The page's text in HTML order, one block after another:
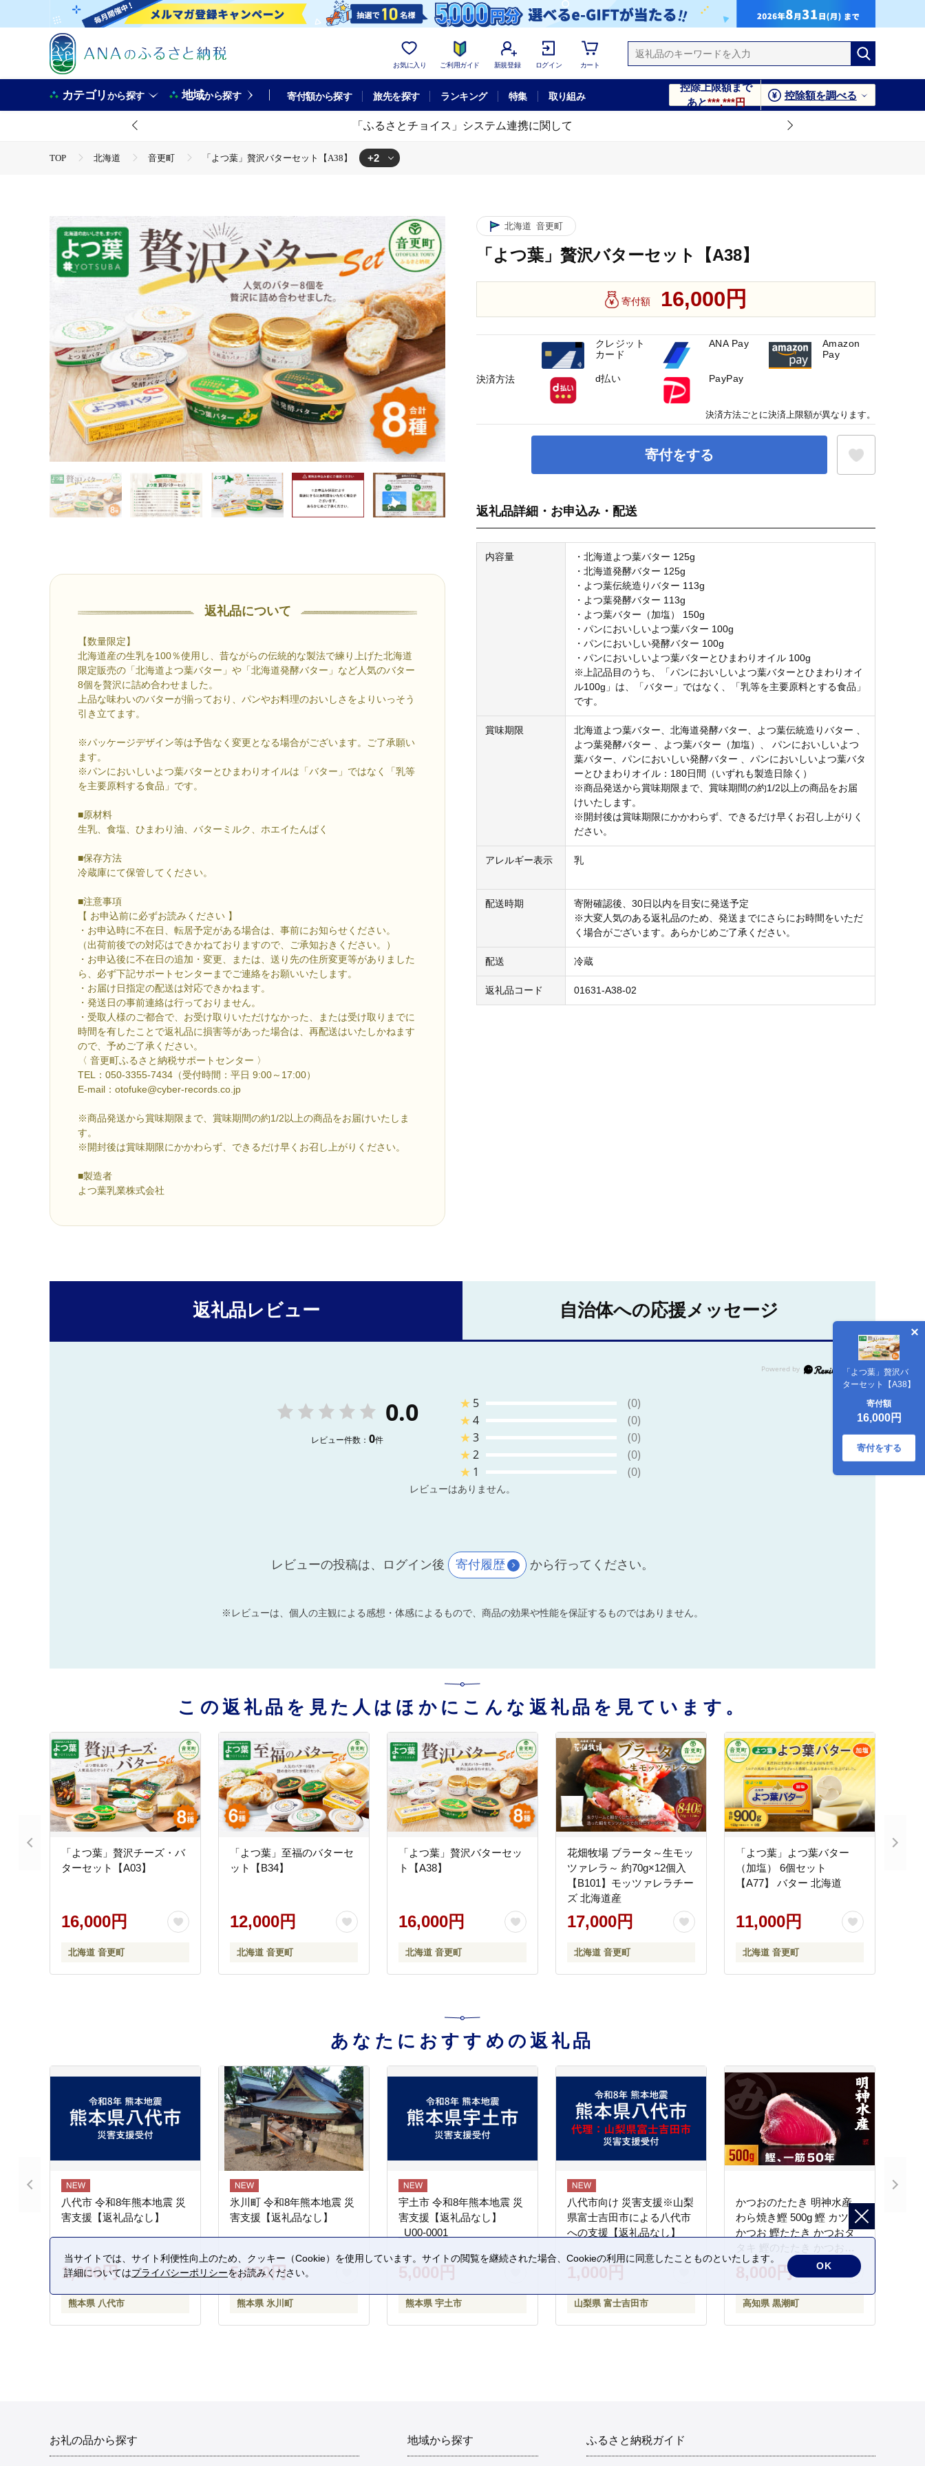
お気に入り ご利用ガイド 新規登録 ログイン カート
カテゴリから探す 地域から探す 寄付額から探す 旅先を探す ランキング 特集 取り組み
控除上限額まで
あと***,***円
控除額を調べる
「ふるさとチョイス」システム連携に関して
TOP 北海道 音更町 「よつ葉」贅沢バターセット【A38】 +2
返礼品について
【数量限定】
北海道産の生乳を100％使用し、昔ながらの伝統的な製法で練り上げた北海道
限定販売の「北海道よつ葉バター」や「北海道発酵バター」など人気のバター
8個を贅沢に詰め合わせました。
上品な味わいのバターが揃っており、パンやお料理のおいしさをよりいっそう
引き立てます。
※パッケージデザイン等は予告なく変更となる場合がございます。ご了承願い
ます。
※パンにおいしいよつ葉バターとひまわりオイルは「バター」ではなく「乳等
を主要原料する食品」です。
■原材料
生乳、食塩、ひまわり油、バターミルク、ホエイたんぱく
■保存方法
冷蔵庫にて保管してください。
■注意事項
【 お申込前に必ずお読みください 】
・お申込時に不在日、転居予定がある場合は、事前にお知らせください。
（出荷前後での対応はできかねておりますので、ご承知おきください。）
・お申込後に不在日の追加・変更、または、送り先の住所変更等がありました
ら、必ず下記サポートセンターまでご連絡をお願いいたします。
・お届け日指定の配送は対応できかねます。
・発送日の事前連絡は行っておりません。
・受取人様のご都合で、お受け取りいただけなかった、または受け取りまでに
時間を有したことで返礼品に損害等があった場合は、再配送はいたしかねます
ので、予めご了承ください。
〈 音更町ふるさと納税サポートセンター 〉
TEL：050-3355-7434（受付時間：平日 9:00～17:00）
E-mail：otofuke@cyber-records.co.jp
※商品発送から賞味期限まで、賞味期間の約1/2以上の商品をお届けいたしま
す。
※開封後は賞味期限にかかわらず、できるだけ早くお召し上がりください。
■製造者
よつ葉乳業株式会社
北海道 音更町
「よつ葉」贅沢バターセット【A38】
寄付額 16,000円
寄付をする
「よつ葉」贅沢バ
ターセット【A38】
寄付額
16,000円
寄付をする
返礼品詳細・お申込み・配送
内容量
・北海道よつ葉バター 125g
・北海道発酵バター 125g
・よつ葉伝統造りバター 113g
・よつ葉発酵バター 113g
・よつ葉バター（加塩） 150g
・パンにおいしいよつ葉バター 100g
・パンにおいしい発酵バター 100g
・パンにおいしいよつ葉バターとひまわりオイル 100g
※上記品目のうち、「パンにおいしいよつ葉バターとひまわりオイ
ル100g」は、「バター」ではなく、「乳等を主要原料とする食品」
です。
賞味期限
北海道よつ葉バター、北海道発酵バター、よつ葉伝統造りバター 、
よつ葉発酵バター 、よつ葉バター（加塩）、 パンにおいしいよつ
葉バター、パンにおいしい発酵バター 、パンにおいしいよつ葉バタ
ーとひまわりオイル：180日間（いずれも製造日除く）
※商品発送から賞味期限まで、賞味期間の約1/2以上の商品をお届
けいたします。
※開封後は賞味期限にかかわらず、できるだけ早くお召し上がりく
ださい。
アレルギー表示 乳
配送時期
寄附確認後、30日以内を目安に発送予定
※大変人気のある返礼品のため、発送までにさらにお時間をいただ
く場合がございます。あらかじめご了承ください。
配送 冷蔵
返礼品コード 01631-A38-02
決済方法
クレジット
カード
ANA Pay
Amazon
Pay
d払い PayPay
決済方法ごとに決済上限額が異なります。
返礼品レビュー 自治体への応援メッセージ
0.0
レビュー件数： 0件
★ 5
(0)
★4
(0)
★3
(0)
★2
(0)
★ 1 (0)
レビューはありません。
レビューの投稿は、ログイン後 寄付履歴 から行ってください。
※レビューは、個人の主観による感想・体感によるもので、商品の効果や性能を保証するものではありません。
この返礼品を見た人はほかにこんな返礼品を見ています。
「よつ葉」贅沢チーズ・バ
ターセット【A03】
16,000円
北海道 音更町
「よつ葉」至福のバターセ
ット【B34】
12,000円
北海道 音更町
「よつ葉」贅沢バターセッ
ト【A38】
16,000円
北海道 音更町
花畑牧場 ブラータ～生モッ
ツァレラ～ 約70g×12個入
【B101】モッツァレラチー
ズ 北海道産
17,000円
北海道 音更町
「よつ葉」よつ葉バター
（加塩） 6個セット
【A77】 バター 北海道
11,000円
北海道 音更町
あなたにおすすめの返礼品
八代市 令和8年熊本地震 災
害支援【返礼品なし】
1,000円
熊本県 八代市
氷川町 令和8年熊本地震 災
害支援【返礼品なし】
5,000円
熊本県 氷川町
宇土市 令和8年熊本地震 災
害支援【返礼品なし】
_U00-0001
5,000円
熊本県 宇土市
八代市向け 災害支援※山梨
県富士吉田市による八代市
への支援【返礼品なし】
1,000円
山梨県 富士吉田市
かつおのたたき 明神水産
わら焼き鰹 500g 鰹 カツオ
かつお 鰹たたき かつおタ
タキ 鰹のたたき かつおの
タタキ 藁焼き わら焼き 魚
さかな 海鮮 刺身 お刺身 冷
凍 ご家庭用 グルメ 特産品
ご当地 本場 高知 黒潮町 ギ
フト 贈答品 人気 返礼品 ふ
8,000円
高知県 黒潮町
お礼の品から探す 地域から探す ふるさと納税ガイド
当サイトでは、サイト利便性向上のため、クッキー（Cookie）を使用しています。サイトの閲覧を継続された場合、Cookieの利用に同意したことものといたします。
詳細についてはプライバシーポリシーをお読みください。
OK